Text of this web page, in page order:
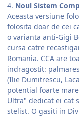
4. Noul Sistem
Aceasta versiune
folosita doar de cei
o varianta anti-Gigi
cursa catre
Romania. CCA are
indragostit:
(Ilie Dumitrescu,
potential foarte
Ultra" dedicat ei cat
stelist. O gasiti in